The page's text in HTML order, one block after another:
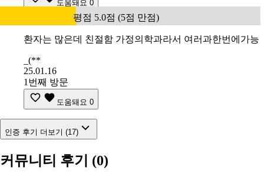
도움돼요 0
평점 5.0점 (5점 만점)
환자는 많은데 친절함 가정의학과라서 여러과한번에가능
_(**
25.01.16
1번째 방문
도움돼요 0
인증 후기 더보기 (17)
커뮤니티 후기 (0)